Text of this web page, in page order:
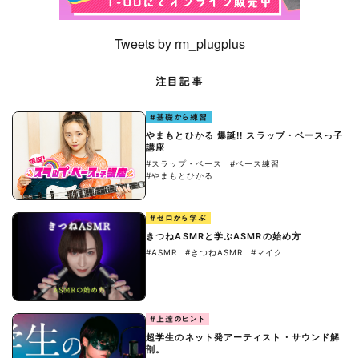
Tweets by rm_plugplus
注目記事
#基礎から練習
やまもとひかる 爆誕!! スラップ・ベースっ子
講座
#スラップ・ベース
#ベース練習
#やまもとひかる
#ゼロから学ぶ
きつねASMRと学ぶASMRの始め方
#ASMR #きつねASMR #マイク
#上達のヒント
超学生のネット発アーティスト・サウンド解
剖。